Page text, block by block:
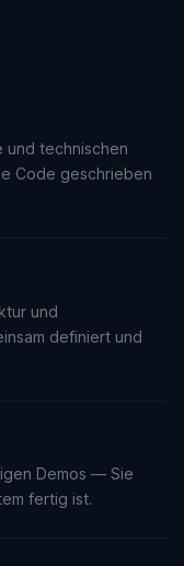
und technischen
Code geschrieben
und
definiert und
Demos — Sie
fertig ist.